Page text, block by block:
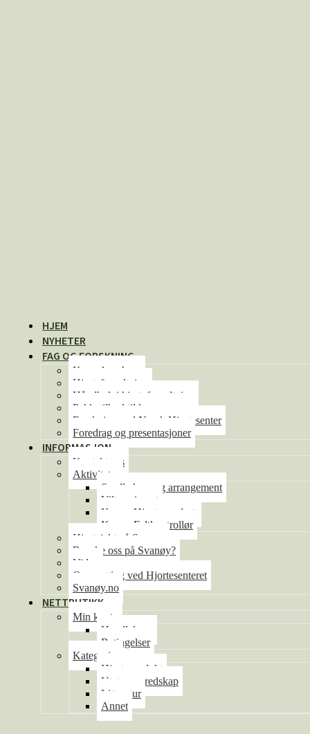
HJEM
NYHETER
FAG OG FORSKNING
Kunnskapsbase
Hjorteforvaltning
Håndbok i hjorteforvaltning
Pakketilbud til kommunene
Forskning ved Norsk Hjortesenter
Foredrag og presentasjoner
INFORMASJON
Kontakt oss
Aktiviteter
Se alle kurs og arrangement
Viltseminaret
Kurs – Hjorteoppdrett
Kurs – Feltkontrollør
Hjortejakt på Svanøy
Besøke oss på Svanøy?
Video
Overnatting ved Hjortesenteret
Svanøy.no
NETTBUTIKK
Min konto
Handlekurv
Betingelser
Kategorier
Hjorteprodukt
Utstyr og redskap
Litteratur
Annet